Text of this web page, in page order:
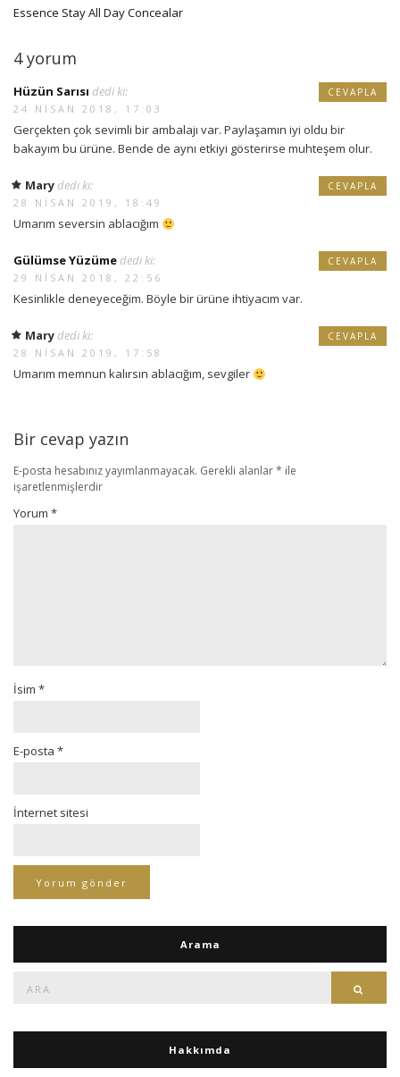
Essence Stay All Day Concealar
4 yorum
Hüzün Sarısı dedi ki:
24 NISAN 2018, 17:03
Gerçekten çok sevimli bir ambalajı var. Paylaşamın iyi oldu bir
bakayım bu ürüne. Bende de aynı etkiyi gösterirse muhteşem olur.
CEVAPLA
Mary dedi ki:
28 NISAN 2019, 18:49
Umarım seversin ablacığım
CEVAPLA
Gülümse Yüzüme dedi ki:
29 NISAN 2018, 22:56
Kesinlikle deneyeceğim. Böyle bir ürüne ihtiyacım var.
CEVAPLA
Mary dedi ki:
28 NISAN 2019, 17:58
Umarım memnun kalırsın ablacığım, sevgiler
CEVAPLA
Bir cevap yazın
E-posta hesabınız yayımlanmayacak. Gerekli alanlar* ile
işaretlenmişlerdir
Yorum *
İsim *
E-posta *
İnternet sitesi
Arama
Hakkımda